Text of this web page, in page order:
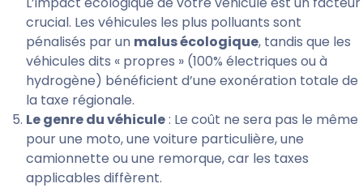
crucial. Les véhicules les plus polluants sont
pénalisés par un malus écologique, tandis que les
véhicules dits « propres » (100% électriques ou à
hydrogène) bénéficient d’une exonération totale de
la taxe régionale.
Le genre du véhicule: Le coût ne sera pas le même
pour une moto, une voiture particulière, une
camionnette ou une remorque, car les taxes
applicables diffèrent.